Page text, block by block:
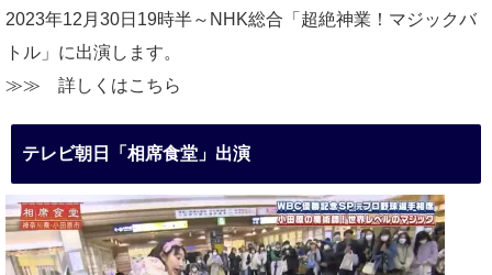
2023年12月30日19時半～NHK総合「超絶神業！マジックバ
トル」に出演します。
≫≫ 詳しくはこちら
テレビ朝日「相席食堂」出演